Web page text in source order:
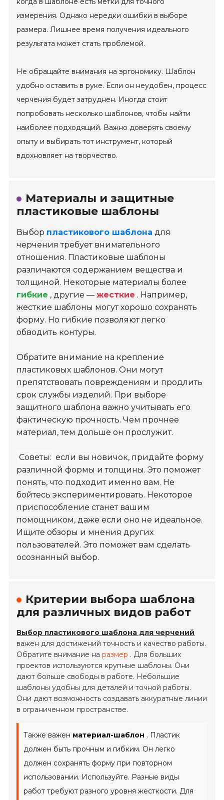
измерения. Однако нередки ошибки в выборе
размера. Лишнее время получения идеального
результата может стать проблемой.
Не обращайте внимания на эргономику. Шаблон
удобно оставить в руке. Если он неудобен, процесс
черчения будет затруднен. Иногда стоит
попробовать несколько шаблонов, чтобы найти
наиболее подходящий. Важно доверять своему
опыту и выбирать тот инструмент, который
вдохновляет на творчество.
Материалы и защитные
пластиковые шаблоны
Выбор пластикового шаблона для
черчения требует внимательного
отношения. Пластиковые шаблоны
различаются содержанием вещества и
толщиной. Некоторые материалы более
гибкие , другие —жесткие . Например,
жесткие шаблоны могут хорошо сохранять
форму. Но гибкие позволяют легко
обводить контуры.
Обратите внимание на крепление
пластиковых шаблонов. Они могут
препятствовать повреждениям и продлить
срок службы изделий. При выборе
защитного шаблона важно учитывать его
фактическую прочность. Чем прочнее
материал, тем дольше он прослужит.
Советы: если вы новичок, придайте форму
различной формы и толщины. Это поможет
понять, что подходит именно вам. Не
бойтесь экспериментировать. Некоторое
приспособление станет вашим
помощником, даже если оно не идеальное.
Ищите обзоры и мнения других
пользователей. Это поможет вам сделать
осознанный выбор.
Критерии выбора шаблона
для различных видов работ
Выбор пластикового шаблона для черчений
важен для достижений точность и качество работы.
Обратите внимание наразмер . Для больших
проектов используются крупные шаблоны. Они
дают больше свободы в работе. Небольшие
шаблоны удобны для деталей и точной работы.
Они дают возможность создавать аккуратные линии
в ограниченном пространстве.
Также важен материал-шаблон . Пластик
должен быть прочным и гибким. Он легко
должен сохранять форму при повторном
использовании. Используйте. Разные виды
работ требуют разного уровня жесткости. Для